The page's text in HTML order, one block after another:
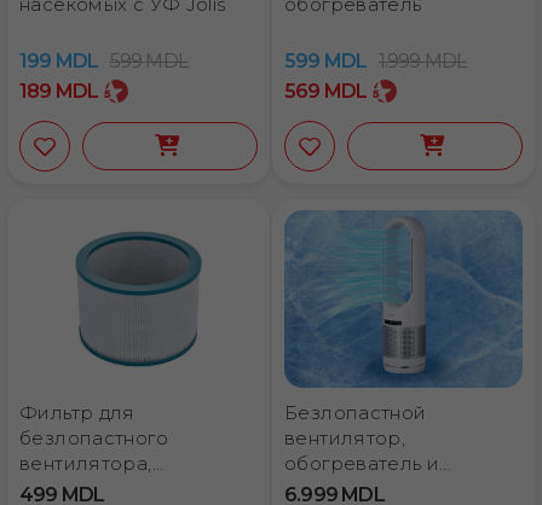
199 MDL 599MDL
189 MDL
599 MDL 1.999MDL
569 MDL
Фильтр для
безлопастного
вентилятора,
обогревателя и
499 MDL
Безлопастной
вентилятор,
обогреватель и
очиститель воздуха
6.999 MDL